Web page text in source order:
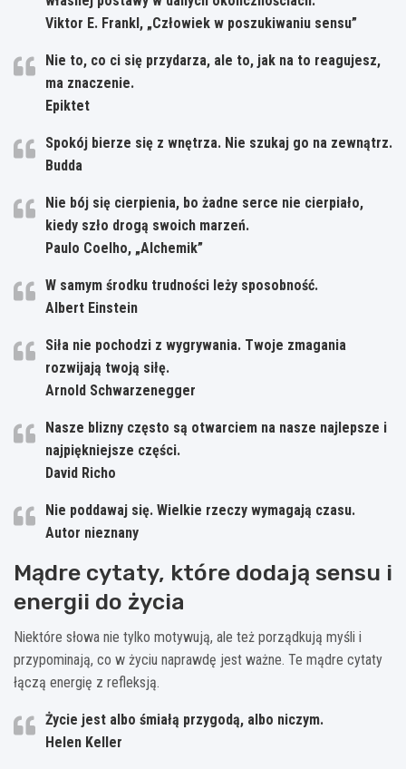
Viktor E. Frankl, „Człowiek w poszukiwaniu sensu”
Nie to, co ci się przydarza, ale to, jak na to reagujesz,
ma znaczenie.
Epiktet
Spokój bierze się z wnętrza. Nie szukaj go na zewnątrz.
Budda
Nie bój się cierpienia, bo żadne serce nie cierpiało,
kiedy szło drogą swoich marzeń.
Paulo Coelho, „Alchemik”
W samym środku trudności leży sposobność.
Albert Einstein
Siła nie pochodzi z wygrywania. Twoje zmagania
rozwijają twoją siłę.
Arnold Schwarzenegger
Nasze blizny często są otwarciem na nasze najlepsze i
najpiękniejsze części.
David Richo
Nie poddawaj się. Wielkie rzeczy wymagają czasu.
Autor nieznany
Mądre cytaty, które dodają sensu i
energii do życia
Niektóre słowa nie tylko motywują, ale też porządkują myśli i
przypominają, co w życiu naprawdę jest ważne. Te mądre cytaty
łączą energię z refleksją.
Życie jest albo śmiałą przygodą, albo niczym.
Helen Keller